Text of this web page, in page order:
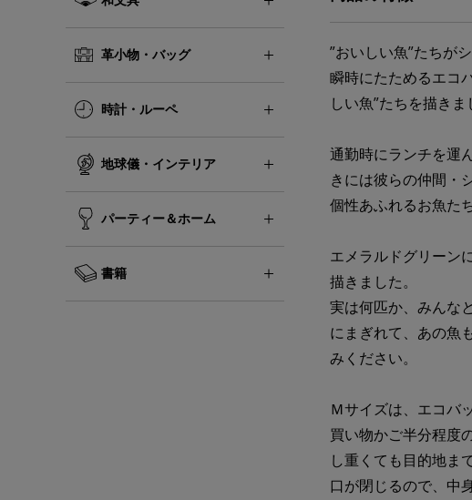
革小物・バッグ
時計・ルーペ
地球儀・インテリア
パーティー＆ホーム
書籍
”おいしい魚”たちが
瞬時にたためるエコ
しい魚”たちを描き
通勤時にランチを運
きには彼らの仲間・
個性あふれるお魚た
エメラルドグリーン
描きました。
実は何匹か、みんな
にまぎれて、あの魚
みください。
Ｍサイズは、エコバ
買い物かご半分程度
し重くても目的地ま
口が閉じるので、中